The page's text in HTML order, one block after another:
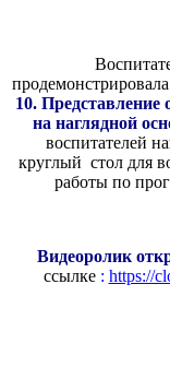
продемонстрировала
10.
на наглядной
воспитателей
круглый стол для
работы по
Видеоролик
ссылке : https://